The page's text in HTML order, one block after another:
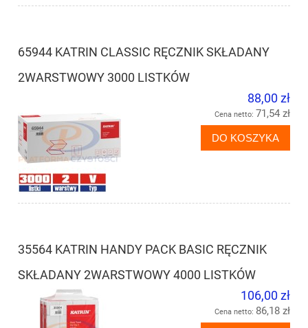
65944 KATRIN CLASSIC RĘCZNIK SKŁADANY
2WARSTWOWY 3000 LISTKÓW
88,00 zł
Cena netto: 71,54 zł
DO KOSZYKA
35564 KATRIN HANDY PACK BASIC RĘCZNIK
SKŁADANY 2WARSTWOWY 4000 LISTKÓW
106,00 zł
Cena netto: 86,18 zł